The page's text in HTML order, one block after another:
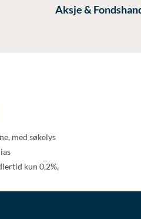
Aksje &
med søkelys
kun 0,2%,